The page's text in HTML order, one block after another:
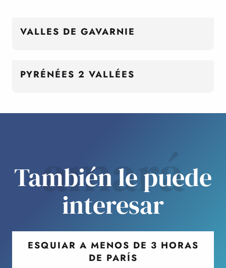
VALLES DE GAVARNIE
PYRÉNÉES 2 VALLÉES
amará
También le puede
interesar
ESQUIAR A MENOS DE 3 HORAS
DE PARÍS